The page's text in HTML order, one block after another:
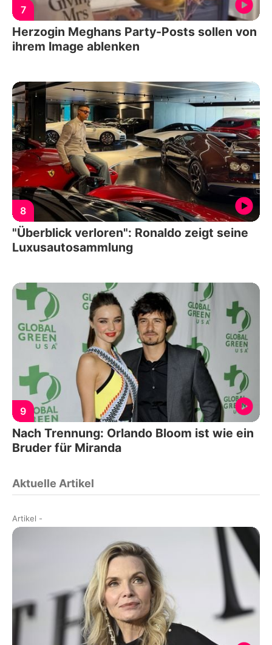
7
Herzogin Meghans Party-Posts sollen von
ihrem Image ablenken
8
"Überblick verloren": Ronaldo zeigt seine
Luxusautosammlung
9
Nach Trennung: Orlando Bloom ist wie ein
Bruder für Miranda
Aktuelle Artikel
Artikel -